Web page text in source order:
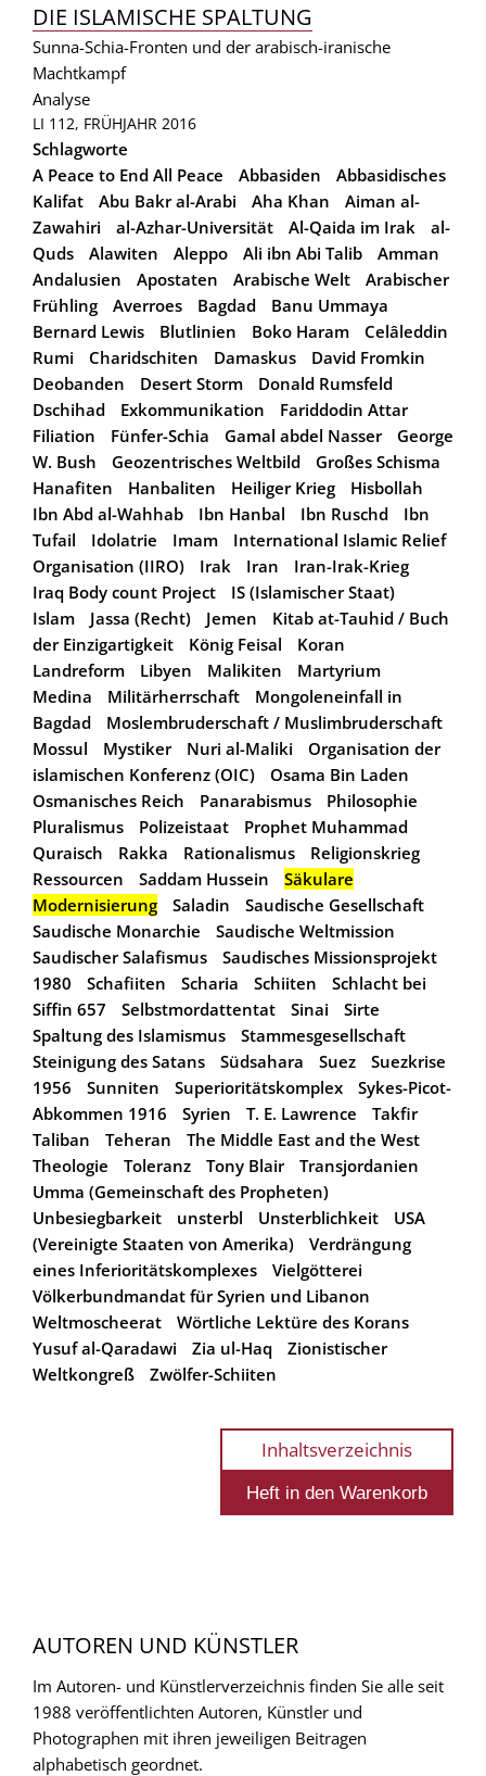
DIE ISLAMISCHE SPALTUNG
Sunna-Schia-Fronten und der arabisch-iranische
Machtkampf
Analyse
LI 112, FRÜHJAHR 2016
Schlagworte
A Peace to End All Peace
Abbasiden
Abbasidisches
Kalifat
Abu Bakr al-Arabi Aha Khan
Aiman al-
Zawahiri
al-Azhar-Universität Al-Qaida im Irak
al-
Quds
Alawiten Aleppo Ali ibn Abi Talib
Amman
Andalusien
Apostaten Arabische Welt
Arabischer
Frühling
Averroes Bagdad
Banu Ummaya
Bernard Lewis
Blutlinien Boko Haram
Celâleddin
Rumi
Charidschiten Damaskus
David Fromkin
Deobanden
Desert Storm
Donald Rumsfeld
Dschihad
Exkommunikation
Fariddodin Attar
Filiation
Fünfer-Schia Gamal abdel Nasser
George
W. Bush
Geozentrisches Weltbild
Großes Schisma
Hanafiten
Hanbaliten Heiliger Krieg
Hisbollah
Ibn Abd al-Wahhab
Ibn Hanbal Ibn Ruschd
Ibn
Tufail
Idolatrie Imam
International Islamic Relief
Organisation (IIRO)
Irak Iran
Iran-Irak-Krieg
Iraq Body count Project
IS (Islamischer Staat)
Islam
Jassa (Recht) Jemen
Kitab at-Tauhid / Buch
der Einzigartigkeit
König Feisal
Koran
Landreform
Libyen Malikiten
Martyrium
Medina
Militärherrschaft
Mongoleneinfall in
Bagdad
Moslembruderschaft / Muslimbruderschaft
Mossul
Mystiker Nuri al-Maliki
Organisation der
islamischen Konferenz (OIC)
Osama Bin Laden
Osmanisches Reich
Panarabismus
Philosophie
Pluralismus
Polizeistaat
Prophet Muhammad
Quraisch
Rakka Rationalismus
Religionskrieg
Ressourcen
Saddam Hussein
Säkulare
Modernisierung
Saladin
Saudische Gesellschaft
Saudische Monarchie
Saudische Weltmission
Saudischer Salafismus
Saudisches Missionsprojekt
1980
Schafiiten Scharia Schiiten
Schlacht bei
Siffin 657
Selbstmordattentat Sinai
Sirte
Spaltung des Islamismus
Stammesgesellschaft
Steinigung des Satans
Südsahara Suez
Suezkrise
1956
Sunniten Superioritätskomplex
Sykes-Picot-
Abkommen 1916
Syrien T. E. Lawrence
Takfir
Taliban
Teheran
The Middle East and the West
Theologie
Toleranz Tony Blair
Transjordanien
Umma (Gemeinschaft des Propheten)
Unbesiegbarkeit
unsterbl Unsterblichkeit
USA
(Vereinigte Staaten von Amerika)
Verdrängung
eines Inferioritätskomplexes
Vielgötterei
Völkerbundmandat für Syrien und Libanon
Weltmoscheerat
Wörtliche Lektüre des Korans
Yusuf al-Qaradawi
Zia ul-Haq
Zionistischer
Weltkongreß
Zwölfer-Schiiten
Inhaltsverzeichnis
AUTOREN UND KÜNSTLER
Im Autoren- und Künstlerverzeichnis finden Sie alle seit
1988 veröffentlichten Autoren, Künstler und
Photographen mit ihren jeweiligen Beitragen
alphabetisch geordnet.